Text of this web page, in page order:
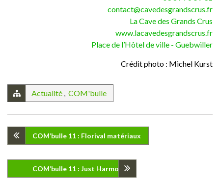
contact@cavedesgrandscrus.fr
La Cave des Grands Crus
www.lacavedesgrandscrus.fr
Place de l’Hôtel de ville - Guebwiller
Crédit photo : Michel Kurst
Actualité COM'bulle
Navigation
de
COM’bulle 11 : Florival matériaux
COM’bulle 11 : Just Harmonie